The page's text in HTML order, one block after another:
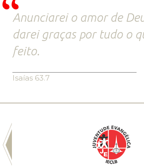
Anunciarei o amor de
darei graças por tudo o
feito.
Isaías 63.7